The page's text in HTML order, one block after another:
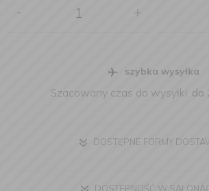
- +
szybka wysyłka
Szacowany czas do wysyłki: do
DOSTĘPNE FORMY
DOSTĘPNOŚĆ W